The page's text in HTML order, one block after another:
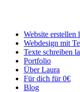
Website erstellen
Webdesign mit
Texte schreiben
Portfolio
Über Laura
Für dich für 0€
Blog